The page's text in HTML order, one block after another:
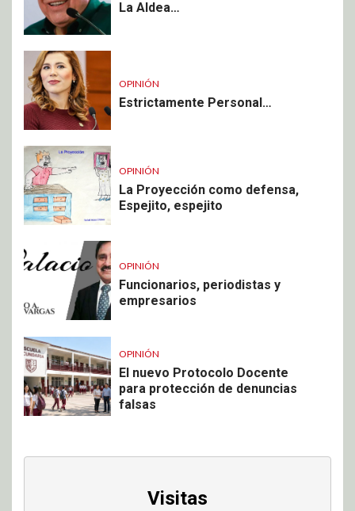
La Aldea…
OPINIÓN
Estrictamente Personal…
OPINIÓN
La Proyección como defensa,
Espejito, espejito
OPINIÓN
Funcionarios, periodistas y
empresarios
OPINIÓN
El nuevo Protocolo Docente
para protección de denuncias
falsas
Visitas